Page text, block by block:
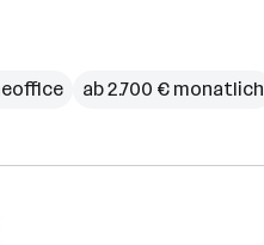
ab 2.700 € monatlich